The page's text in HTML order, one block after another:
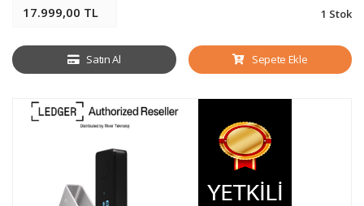
17.999,00 TL 1 Stok
Satın Al Sepete Ekle